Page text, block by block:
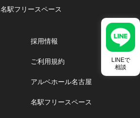
LINEで
相談
名駅フリースペース
採用情報
ご利用規約
アルベホール名古屋
名駅フリースペース